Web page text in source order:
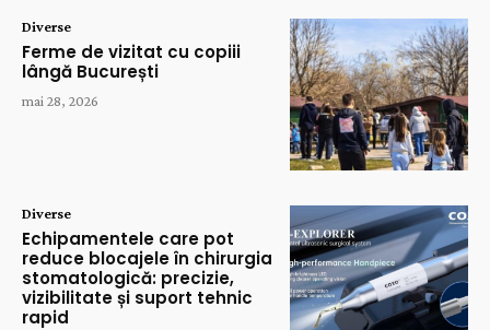
Diverse
Ferme de vizitat cu copiii
lângă București
mai 28, 2026
Diverse
Echipamentele care pot
reduce blocajele în chirurgia
stomatologică: precizie,
vizibilitate și suport tehnic
rapid